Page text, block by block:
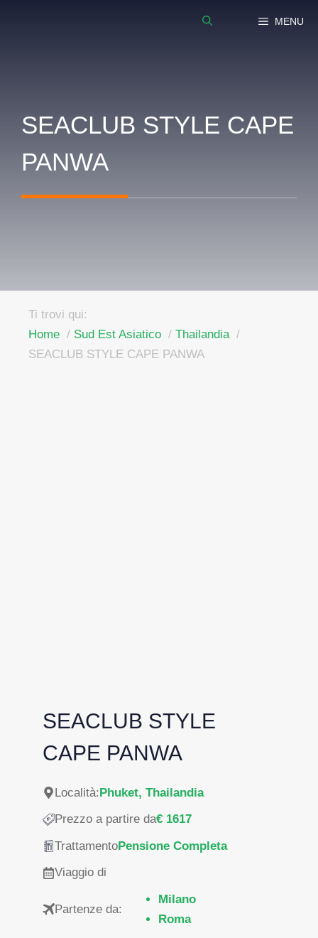
MENU
SEACLUB STYLE CAPE
PANWA
Ti trovi qui:
Home
Sud Est Asiatico
Thailandia
SEACLUB STYLE CAPE PANWA
SEACLUB STYLE
CAPE PANWA
Località:Phuket, Thailandia
Prezzo a partire da€ 1617
TrattamentoPensione Completa
Viaggio di
Partenze da:
Milano
Roma